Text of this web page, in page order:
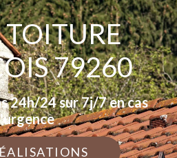
TOITURE
79260
24h/24 sur 7j/7 en cas